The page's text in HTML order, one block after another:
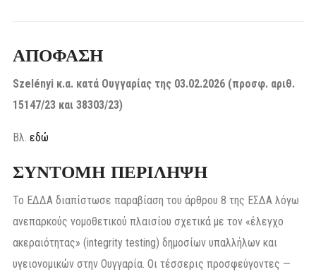
ΑΠΟΦΑΣΗ
Szelényi κ.α. κατά Ουγγαρίας της 03.02.2026 (προσφ. αριθ.
15147/23 και 38303/23)
Βλ. εδώ
ΣΥΝΤΟΜΗ ΠΕΡΙΛΗΨΗ
Το ΕΔΔΑ διαπίστωσε παραβίαση του άρθρου 8 της ΕΣΔΑ λόγω
ανεπαρκούς νομοθετικού πλαισίου σχετικά με τον «έλεγχο
ακεραιότητας» (integrity testing) δημοσίων υπαλλήλων και
υγειονομικών στην Ουγγαρία. Οι τέσσερις προσφεύγοντες —